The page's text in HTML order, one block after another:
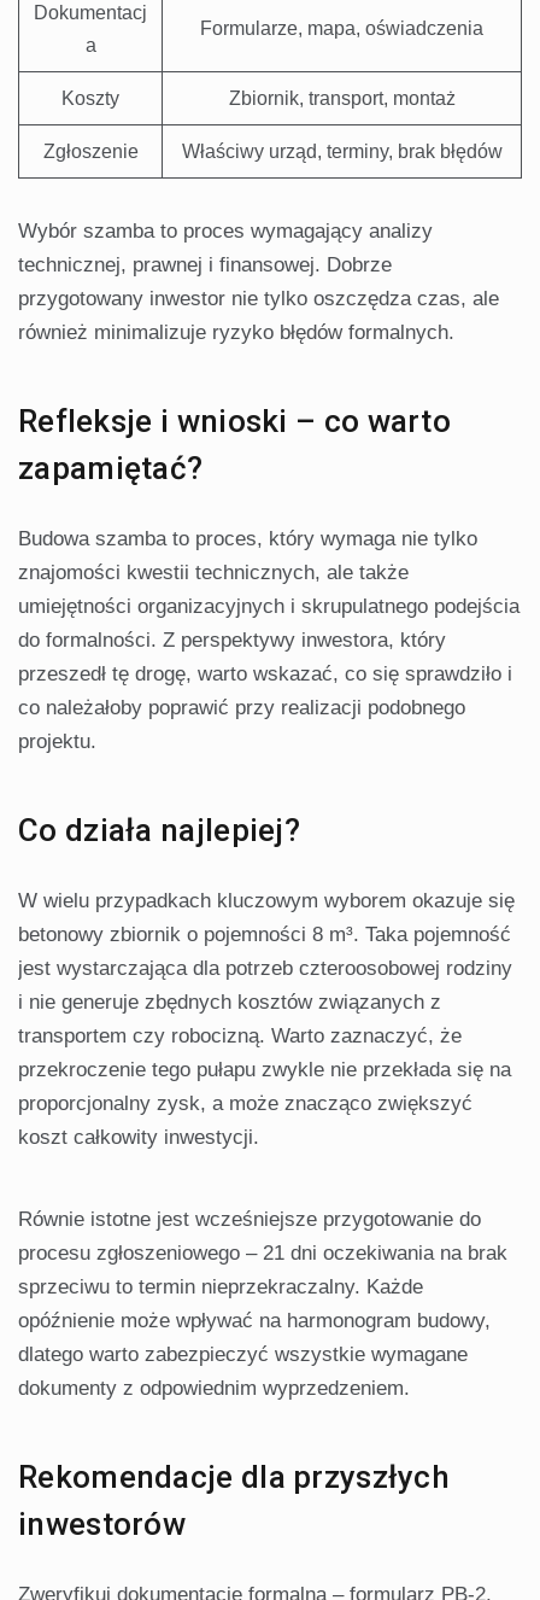
Dokumentacj
a
Formularze, mapa, oświadczenia
Koszty Zbiornik, transport, montaż
Zgłoszenie Właściwy urząd, terminy, brak błędów
Wybór szamba to proces wymagający analizy
technicznej, prawnej i finansowej. Dobrze
przygotowany inwestor nie tylko oszczędza czas, ale
również minimalizuje ryzyko błędów formalnych.
Refleksje i wnioski – co warto
zapamiętać?
Budowa szamba to proces, który wymaga nie tylko
znajomości kwestii technicznych, ale także
umiejętności organizacyjnych i skrupulatnego podejścia
do formalności. Z perspektywy inwestora, który
przeszedł tę drogę, warto wskazać, co się sprawdziło i
co należałoby poprawić przy realizacji podobnego
projektu.
Co działa najlepiej?
W wielu przypadkach kluczowym wyborem okazuje się
betonowy zbiornik o pojemności 8 m³. Taka pojemność
jest wystarczająca dla potrzeb czteroosobowej rodziny
i nie generuje zbędnych kosztów związanych z
transportem czy robocizną. Warto zaznaczyć, że
przekroczenie tego pułapu zwykle nie przekłada się na
proporcjonalny zysk, a może znacząco zwiększyć
koszt całkowity inwestycji.
Równie istotne jest wcześniejsze przygotowanie do
procesu zgłoszeniowego – 21 dni oczekiwania na brak
sprzeciwu to termin nieprzekraczalny. Każde
opóźnienie może wpływać na harmonogram budowy,
dlatego warto zabezpieczyć wszystkie wymagane
dokumenty z odpowiednim wyprzedzeniem.
Rekomendacje dla przyszłych
inwestorów
Zweryfikuj dokumentację formalną – formularz PB-2,